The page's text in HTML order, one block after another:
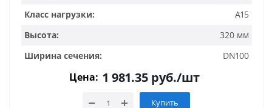
Класс нагрузки:
A15
Высота:
320 мм
Ширина сечения:
DN100
Цена: 1 981.35 руб./шт
Купить